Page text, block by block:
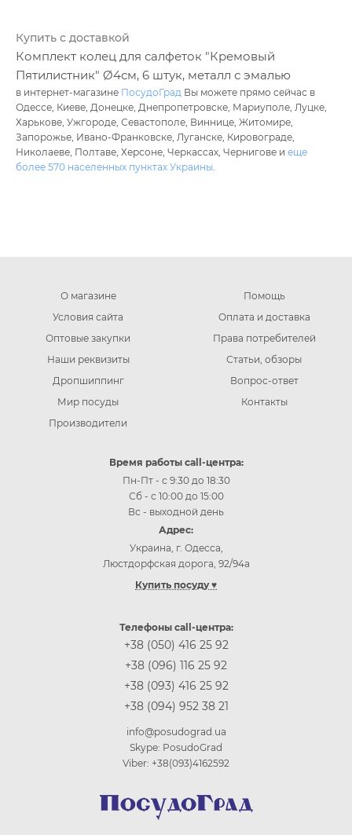
Купить с доставкой
Комплект колец для салфеток "Кремовый
Пятилистник" Ø4см, 6 штук, металл с эмалью
в интернет-магазине ПосудоГрад Вы можете прямо сейчас в
Одессе, Киеве, Донецке, Днепропетровске, Мариуполе, Луцке,
Харькове, Ужгороде, Севастополе, Виннице, Житомире,
Запорожье, Ивано-Франковске, Луганске, Кировограде,
Николаеве, Полтаве, Херсоне, Черкассах, Чернигове и еще
более 570 населенных пунктах Украины.
О магазине
Условия сайта
Оптовые закупки
Наши реквизиты
Дропшиппинг
Мир посуды
Производители
Помощь
Оплата и доставка
Права потребителей
Статьи, обзоры
Вопрос-ответ
Контакты
Время работы call-центра:
Пн-Пт - с 9:30 до 18:30
Сб - с 10:00 до 15:00
Вс - выходной день
Адрес:
Украина, г. Одесса,
Люстдорфская дорога, 92/94а
Купить посуду ♥
Купить посуду Днепр (Днепропетровск)
Купить посуду Житомир
Купить посуду Запорожье
Купить посуду Ивано-Франковск
Купить посуду Луцк
Купить посуду Львов
Купить посуду Полтава
Купить посуду Ровно
Телефоны call-центра:
+38 (050) 416 25 92
+38 (096) 116 25 92
+38 (093) 416 25 92
+38 (094) 952 38 21
info@posudograd.ua
Skype: PosudoGrad
Viber: +38(093)4162592